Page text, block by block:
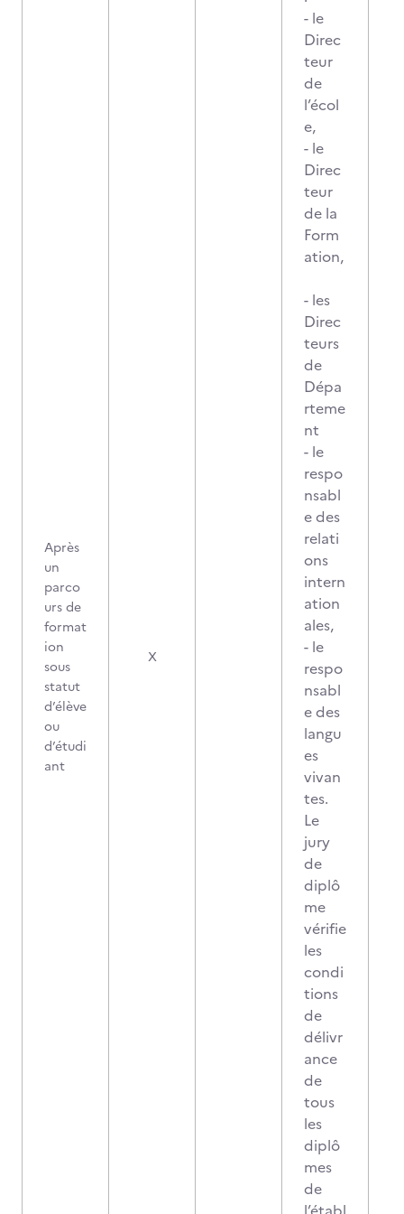
Après
un
parco
urs de
format
ion
sous
statut
d’élève
ou
d’étudi
ant
X
- le
Direc
teur
de
l’écol
e,
- le
Direc
teur
de la
Form
ation,
- les
Direc
teurs
de
Dépa
rteme
nt
- le
respo
nsabl
e des
relati
ons
intern
ation
ales,
- le
respo
nsabl
e des
langu
es
vivan
tes.
Le
jury
de
diplô
me
vérifie
les
condi
tions
de
délivr
ance
de
tous
les
diplô
mes
de